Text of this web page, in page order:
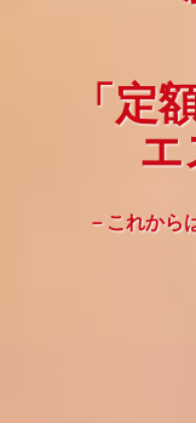
「定
エ
－これから